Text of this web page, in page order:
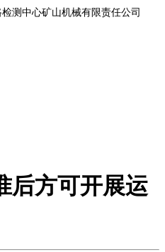
测中心矿山机械有限责任公司
后方可开展运